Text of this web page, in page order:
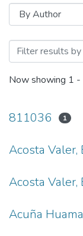
Browsing
Now showing 1
811036 1
Acosta Valer,
Acosta Valer,
Acuña